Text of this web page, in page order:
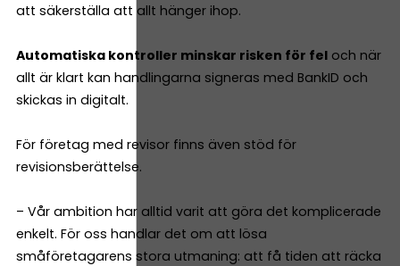
att säkerställa att allt hänger ihop.
Automatiska kontroller minskar risken för fel och när
allt är klart kan handlingarna signeras med BankID och
skickas in digitalt.
För företag med revisor finns även stöd för
revisionsberättelse.
– Vår ambition har alltid varit att göra det komplicerade
enkelt. För oss handlar det om att lösa
småföretagarens stora utmaning: att få tiden att räcka